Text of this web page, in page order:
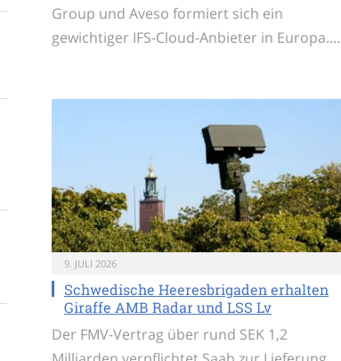
Group und Aveso formiert sich ein
gewichtiger IFS-Cloud-Anbieter in Europa.…
9. JULI 2026
Schwedische Heeresbrigaden erhalten
Giraffe AMB Radar und LSS Lv
Der FMV-Vertrag über rund SEK 1,2